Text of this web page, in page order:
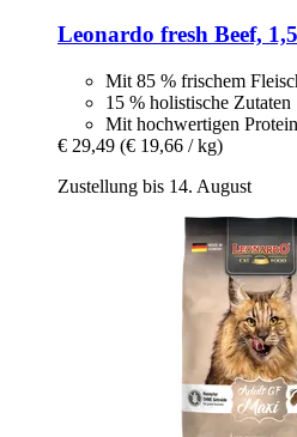
Leonardo fresh Beef,
Mit 85 % frischem
15 % holistische Zutaten
Mit hochwertigen
€ 29,49 (€ 19,66 / kg)
Zustellung bis 14. August